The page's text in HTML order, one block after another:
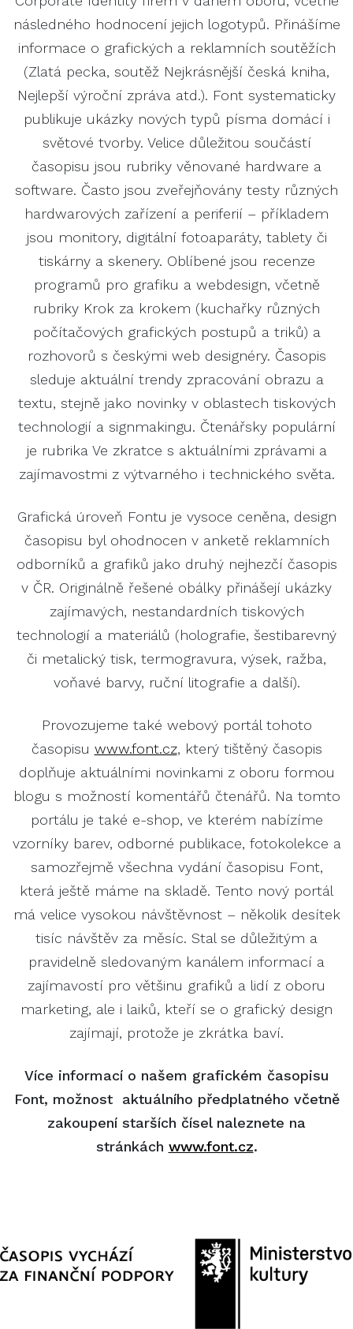
následného hodnocení jejich logotypů. Přinášíme
informace o grafických a reklamních soutěžích
(Zlatá pecka, soutěž Nejkrásnější česká kniha,
Nejlepší výroční zpráva atd.). Font systematicky
publikuje ukázky nových typů písma domácí i
světové tvorby. Velice důležitou součástí
časopisu jsou rubriky věnované hardware a
software. Často jsou zveřejňovány testy různých
hardwarových zařízení a periferií – příkladem
jsou monitory, digitální fotoaparáty, tablety či
tiskárny a skenery. Oblíbené jsou recenze
programů pro grafiku a webdesign, včetně
rubriky Krok za krokem (kuchařky různých
počítačových grafických postupů a triků) a
rozhovorů s českými web designéry. Časopis
sleduje aktuální trendy zpracování obrazu a
textu, stejně jako novinky v oblastech tiskových
technologií a signmakingu. Čtenářsky populární
je rubrika Ve zkratce s aktuálními zprávami a
zajímavostmi z výtvarného i technického světa.
Grafická úroveň Fontu je vysoce ceněna, design
časopisu byl ohodnocen v anketě reklamních
odborníků a grafiků jako druhý nejhezčí časopis
v ČR. Originálně řešené obálky přinášejí ukázky
zajímavých, nestandardních tiskových
technologií a materiálů (holografie, šestibarevný
či metalický tisk, termogravura, výsek, ražba,
voňavé barvy, ruční litografie a další).
Provozujeme také webový portál tohoto
časopisu www.font.cz, který tištěný časopis
doplňuje aktuálními novinkami z oboru formou
blogu s možností komentářů čtenářů. Na tomto
portálu je také e-shop, ve kterém nabízíme
vzorníky barev, odborné publikace, fotokolekce a
samozřejmě všechna vydání časopisu Font,
která ještě máme na skladě. Tento nový portál
má velice vysokou návštěvnost – několik desítek
tisíc návštěv za měsíc. Stal se důležitým a
pravidelně sledovaným kanálem informací a
zajímavostí pro většinu grafiků a lidí z oboru
marketing, ale i laiků, kteří se o grafický design
zajímají, protože je zkrátka baví.
Více informací o našem grafickém časopisu
Font, možnost aktuálního předplatného včetně
zakoupení starších čísel naleznete na
stránkách www.font.cz.